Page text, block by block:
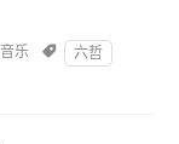
乐 
六哲